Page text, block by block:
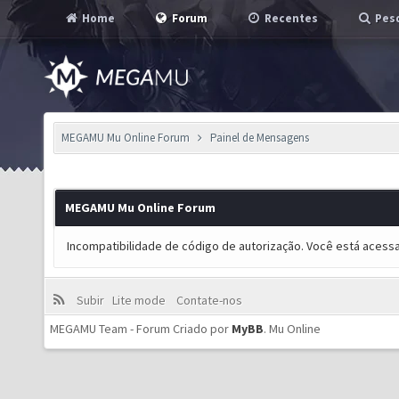
Home Forum Recentes
MEGAMU Mu Online Forum Painel de Mensagens
MEGAMU Mu Online Forum
Incompatibilidade de código de autorização. Você está
Subir Lite mode
Contate-nos
MEGAMU Team - Forum Criado por MyBB. Mu Online